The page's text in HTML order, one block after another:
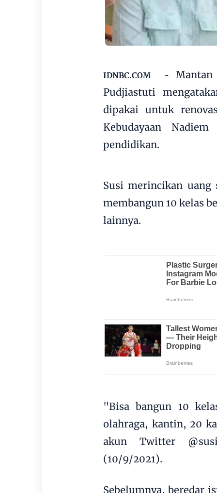
IDNBC.COM -
Pudjiastuti
dipakai untuk
Kebudayaan
pendidikan.
Susi merincikan
membangun 10 kelas
lainnya.
"Bisa bangun 10
olahraga, kantin, 20
akun Twitter
(10/9/2021).
Sebelumnya, beredar